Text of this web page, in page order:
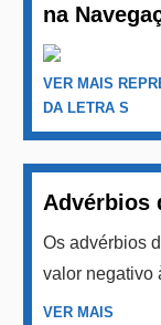
na
VER MAIS
DA LETRA S
Advérbios
Os advérbios
valor negativo
VER MAIS